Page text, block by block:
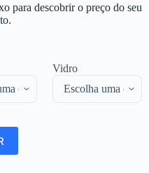
para descobrir o preço do seu
Vidro